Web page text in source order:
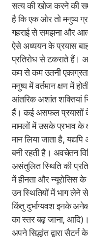
सत्य की खोज करने की
है कि एक ओर तो मनुष्य
गहराई से समझना और
ऐसे अध्ययन के प्रयास
प्रतिरोध से टकराते हैं।
कम से कम उतनी
मनुष्य में वर्तमान क्षण में
आंतरिक अशांत शक्तियां
हैं। कई असफल प्रयासों
मामलों में उसके प्रभाव के
मान लिया जाता है,
बनी रहती है। अवचेतन
असंतुलित स्थिति की
में हीनता और न्यूरोसिस
उन स्थितियों में भाग लेने
किंतु दुर्भाग्यवश इनके
का स्तर बढ़ जाना,
अपने सिद्धांत द्वारा